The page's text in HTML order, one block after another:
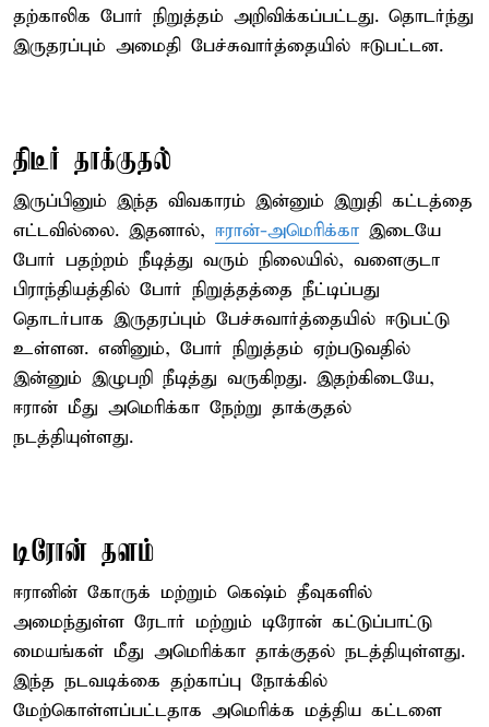
தற்காலிக போர் நிறுத்தம் அறிவிக்கப்பட்டது. தொடர்ந்து
இருதரப்பும் அமைதி பேச்சுவார்த்தையில் ஈடுபட்டன.
திடீர் தாக்குதல்
இருப்பினும் இந்த விவகாரம் இன்னும் இறுதி கட்டத்தை
எட்டவில்லை. இதனால், ஈரான்-அமெரிக்கா இடையே
போர் பதற்றம் நீடித்து வரும் நிலையில், வளைகுடா
பிராந்தியத்தில் போர் நிறுத்தத்தை நீட்டிப்பது
தொடர்பாக இருதரப்பும் பேச்சுவார்த்தையில் ஈடுபட்டு
உள்ளன. எனினும், போர் நிறுத்தம் ஏற்படுவதில்
இன்னும் இழுபறி நீடித்து வருகிறது. இதற்கிடையே,
ஈரான் மீது அமெரிக்கா நேற்று தாக்குதல்
நடத்தியுள்ளது.
டிரோன் தளம்
ஈரானின் கோருக் மற்றும் கெஷ்ம் தீவுகளில்
அமைந்துள்ள ரேடார் மற்றும் டிரோன் கட்டுப்பாட்டு
மையங்கள் மீது அமெரிக்கா தாக்குதல் நடத்தியுள்ளது.
இந்த நடவடிக்கை தற்காப்பு நோக்கில்
மேற்கொள்ளப்பட்டதாக அமெரிக்க மத்திய கட்டளை